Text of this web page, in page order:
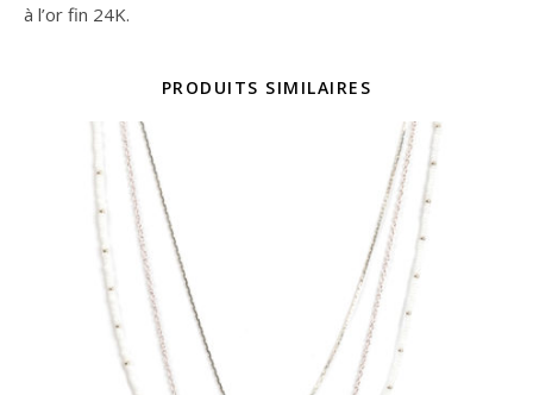
à l’or fin 24K.
PRODUITS SIMILAIRES